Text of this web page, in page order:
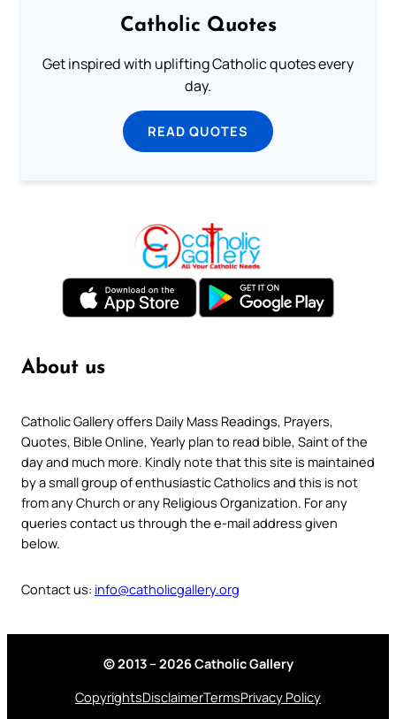
Catholic Quotes
Get inspired with uplifting Catholic quotes every
day.
READ QUOTES
About us
Catholic Gallery offers Daily Mass Readings, Prayers,
Quotes, Bible Online, Yearly plan to read bible, Saint of the
day and much more. Kindly note that this site is maintained
by a small group of enthusiastic Catholics and this is not
from any Church or any Religious Organization. For any
queries contact us through the e-mail address given
below.
Contact us: info@catholicgallery.org
© 2013 – 2026 Catholic Gallery
CopyrightsDisclaimerTermsPrivacy Policy